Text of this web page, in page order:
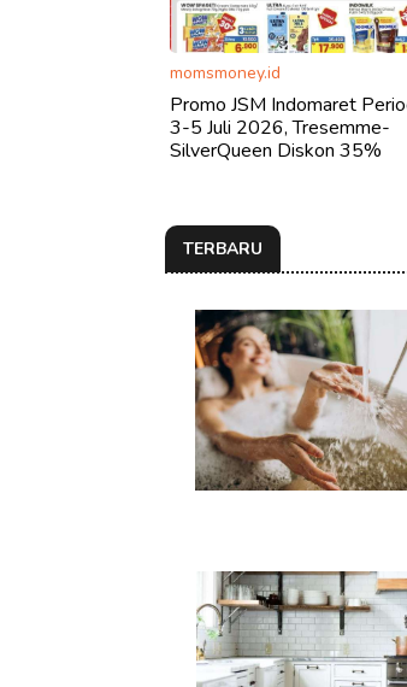
momsmoney.id
Promo JSM Indomaret
3-5 Juli 2026, Tresemme-
SilverQueen Diskon 35%
TERBARU